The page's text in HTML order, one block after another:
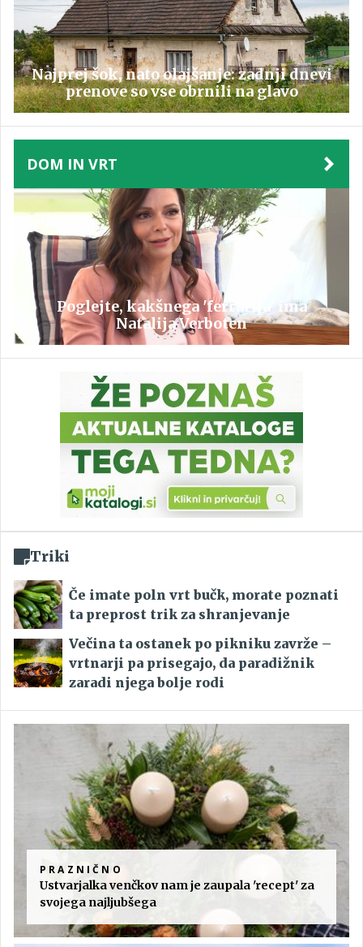
Najprej šok, nato olajšanje: zadnji dnevi
prenove so vse obrnili na glavo
DOM IN VRT
Poglejte, kakšnega 'ferrarija' ima
Natalija Verboten
Triki
Če imate poln vrt bučk, morate poznati
ta preprost trik za shranjevanje
Večina ta ostanek po pikniku zavrže –
vrtnarji pa prisegajo, da paradižnik
zaradi njega bolje rodi
PRAZNIČNO
Ustvarjalka venčkov nam je zaupala 'recept' za
svojega najljubšega